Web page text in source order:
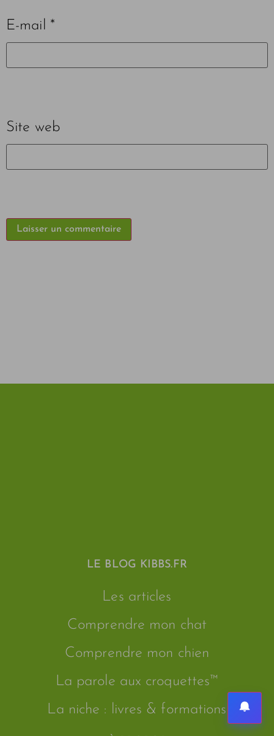
E-mail *
Site web
LE BLOG KIBBS.FR
Les articles
Comprendre mon chat
Comprendre mon chien
La parole aux croquettes™
La niche : livres & formations